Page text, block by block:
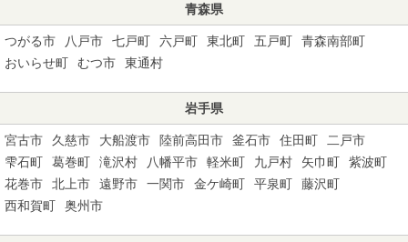
青森県
つがる市 八戸市 七戸町 六戸町 東北町 五戸町
青森南部町
おいらせ町
むつ市 東通村
岩手県
宮古市 久慈市 大船渡市 陸前高田市 釜石市 住田町
二戸市
雫石町
葛巻町 滝沢村 八幡平市 軽米町 九戸村 矢巾町
紫波町
花巻市
北上市 遠野市 一関市 金ケ崎町 平泉町
藤沢町
西和賀町
奥州市